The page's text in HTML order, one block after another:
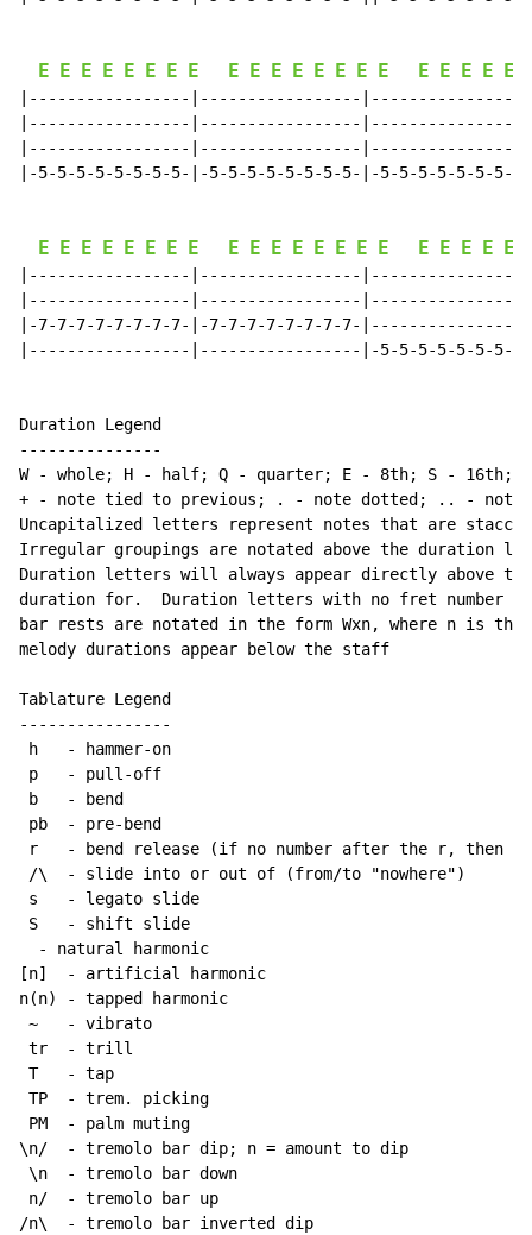
E E E E E E E E E E E E E E E E E E E E E
|-----------------|-----------------
|-----------------|-----------------
|-----------------|-----------------
|-5-5-5-5-5-5-5-5-|-5-5-5-5-5-5-5-5-|-5-5-5-5-5-5-5-
E E E E E E E E E E E E E E E E E E E E E
|-----------------|-----------------
|-----------------|-----------------
|-7-7-7-7-7-7-7-7-|-7-7-7-7-7-7-7-7-
|-----------------|-----------------|-5-5-5-5-5-5-5-5-
Duration Legend
---------------
W - whole; H - half; Q - quarter; E - 8th; S - 16th;
+ - note tied to previous; . - note dotted; .. - note
Uncapitalized letters represent notes that are
Irregular groupings are notated above the duration
Duration letters will always appear directly above
duration for.  Duration letters with no fret number
bar rests are notated in the form Wxn, where n is
melody durations appear below the staff
Tablature Legend
----------------
h   - hammer-on
p   - pull-off
b   - bend
pb  - pre-bend
r   - bend release (if no number after the r, then
/\  - slide into or out of (from/to "nowhere")
s   - legato slide
S   - shift slide
  - natural harmonic
[n]  - artificial harmonic
n(n) - tapped harmonic
~   - vibrato
tr  - trill
T   - tap
TP  - trem. picking
PM  - palm muting
\n/  - tremolo bar dip; n = amount to dip
\n  - tremolo bar down
n/  - tremolo bar up
/n\  - tremolo bar inverted dip